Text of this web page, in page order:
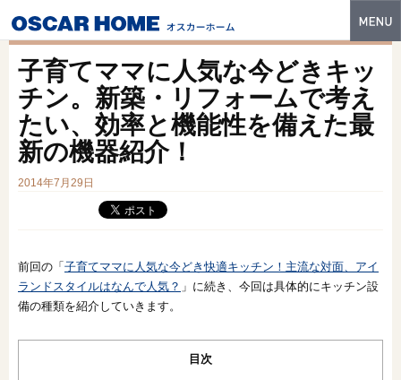
特長
性能・技術
イベント・モデルハウス
商品ラインナップ
フォトギャラリー
販売中の物件
スマートセレクト
子育てママに人気な今どきキッ
チン。新築・リフォームで考え
たい、効率と機能性を備えた最
新の機器紹介！
2014年7月29日
前回の「 子育てママに人気な今どき快適キッチン！主流な対面、アイ
ランドスタイルはなんで人気？ 」に続き、今回は具体的にキッチン設
備の種類を紹介していきます。
目次